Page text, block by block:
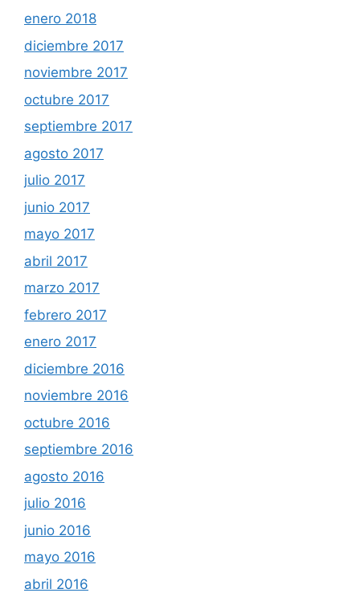
enero 2018
diciembre 2017
noviembre 2017
octubre 2017
septiembre 2017
agosto 2017
julio 2017
junio 2017
mayo 2017
abril 2017
marzo 2017
febrero 2017
enero 2017
diciembre 2016
noviembre 2016
octubre 2016
septiembre 2016
agosto 2016
julio 2016
junio 2016
mayo 2016
abril 2016